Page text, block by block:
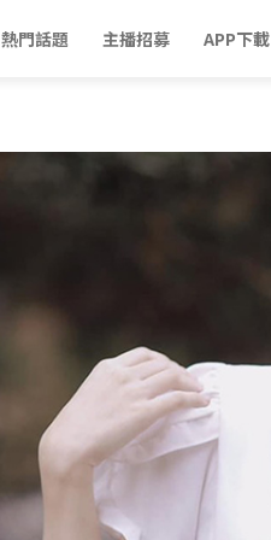
熱門話題 主播招募 APP下載